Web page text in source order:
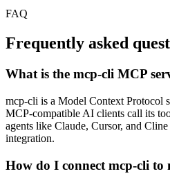
FAQ
Frequently asked
What is the mcp-cli MCP
mcp-cli is a Model Context Protocol
MCP-compatible AI clients call its
agents like Claude, Cursor, and
integration.
How do I connect mcp-cli to